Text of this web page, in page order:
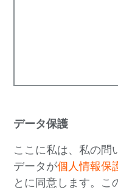
データ保護
ここに私は、私の問
データが個人情報保
とに同意します。こ